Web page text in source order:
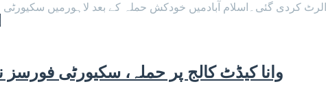
کردی گئی۔اسلام آبادمیں خودکش حملہ کے بعد لاہورمیں
وانا کیڈٹ کالج پر حملہ، سکیورٹی فورسز نے 115 افراد کو بحفاظت ریسکیو کر